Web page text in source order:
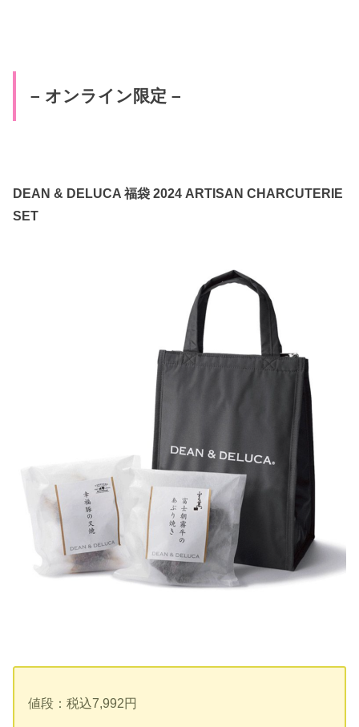
– オンライン限定 –
DEAN & DELUCA 福袋 2024 ARTISAN CHARCUTERIE
SET
値段：税込7,992円